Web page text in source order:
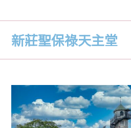
新莊聖保祿天主堂